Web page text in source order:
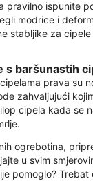
pravilno ispunite
modrice i
stabljike za
s baršunastih
prava su
zahvaljujući
cipela kada se
ogrebotina,
u svim
pomoglo? Trebat